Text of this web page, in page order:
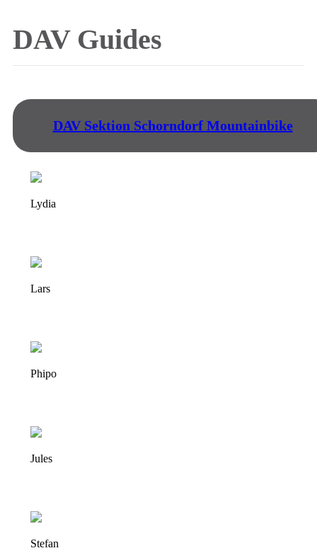
DAV Guides
DAV Sektion Schorndorf Mountainbike
Lydia
Lars
Phipo
Jules
Stefan